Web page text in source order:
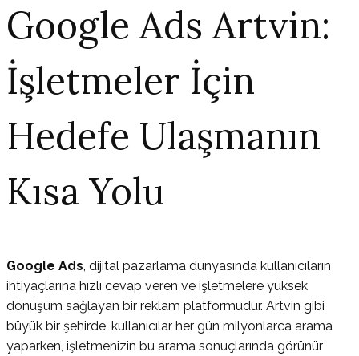
Google Ads Artvin:
İşletmeler İçin
Hedefe Ulaşmanın
Kısa Yolu
Google Ads , dijital pazarlama dünyasında kullanıcıların
ihtiyaçlarına hızlı cevap veren ve işletmelere yüksek
dönüşüm sağlayan bir reklam platformudur. Artvin gibi
büyük bir şehirde, kullanıcılar her gün milyonlarca arama
yaparken, işletmenizin bu arama sonuçlarında görünür